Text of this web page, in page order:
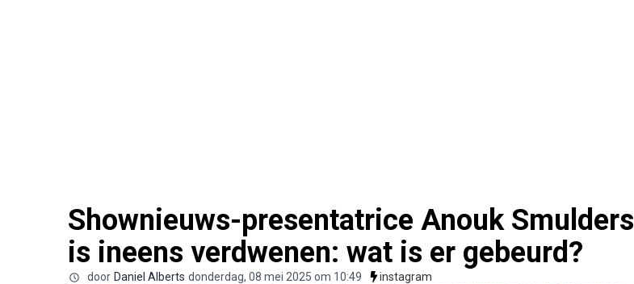
Shownieuws-presentatrice Anouk Smulders
is ineens verdwenen: wat is er gebeurd?
door Daniel Alberts donderdag, 08 mei 2025 om 10:49 instagram